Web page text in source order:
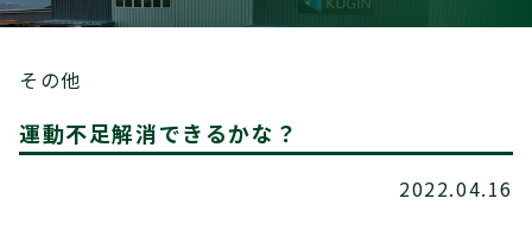
その他
運動不足解消できるかな？
2022.04.16